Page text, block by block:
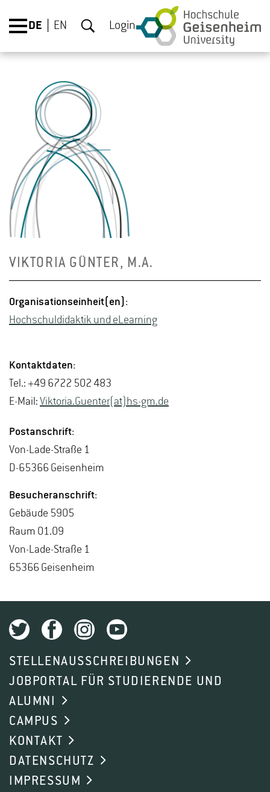
DE EN Login
VIK­TO­RIA GÜN­TER, M.A.
Or­ga­ni­sa­ti­ons­ein­heit(en):
Hoch­schuld­i­dak­tik und eLe­arning
Kon­takt­da­ten:
Tel.: +49 6722 502 483
E-Mail: Vik­to­ria.Guen­ter(at)hs-​gm.​de
Post­an­schrift:
Von-La­de-Stra­ße 1
D-65366 Gei­sen­heim
Be­su­cher­an­schrift:
Ge­bäu­de 5905
Raum 01.09
Von-La­de-Stra­ße 1
65366 Gei­sen­heim
STELLENAUSSCHREIBUNGEN
JOBPORTAL FÜR STUDIERENDE UND
ALUMNI
CAMPUS
KONTAKT
DATENSCHUTZ
IMPRESSUM